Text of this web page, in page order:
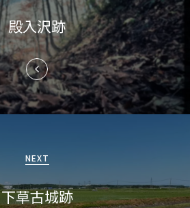
殿入沢跡
NEXT
下草古城跡